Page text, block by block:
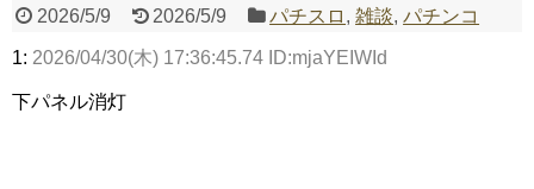
2026/5/9 2026/5/9 パチスロ ,雑談,パチンコ
1: 2026/04/30(木) 17:36:45.74 ID:mjaYEIWId
下パネル消灯